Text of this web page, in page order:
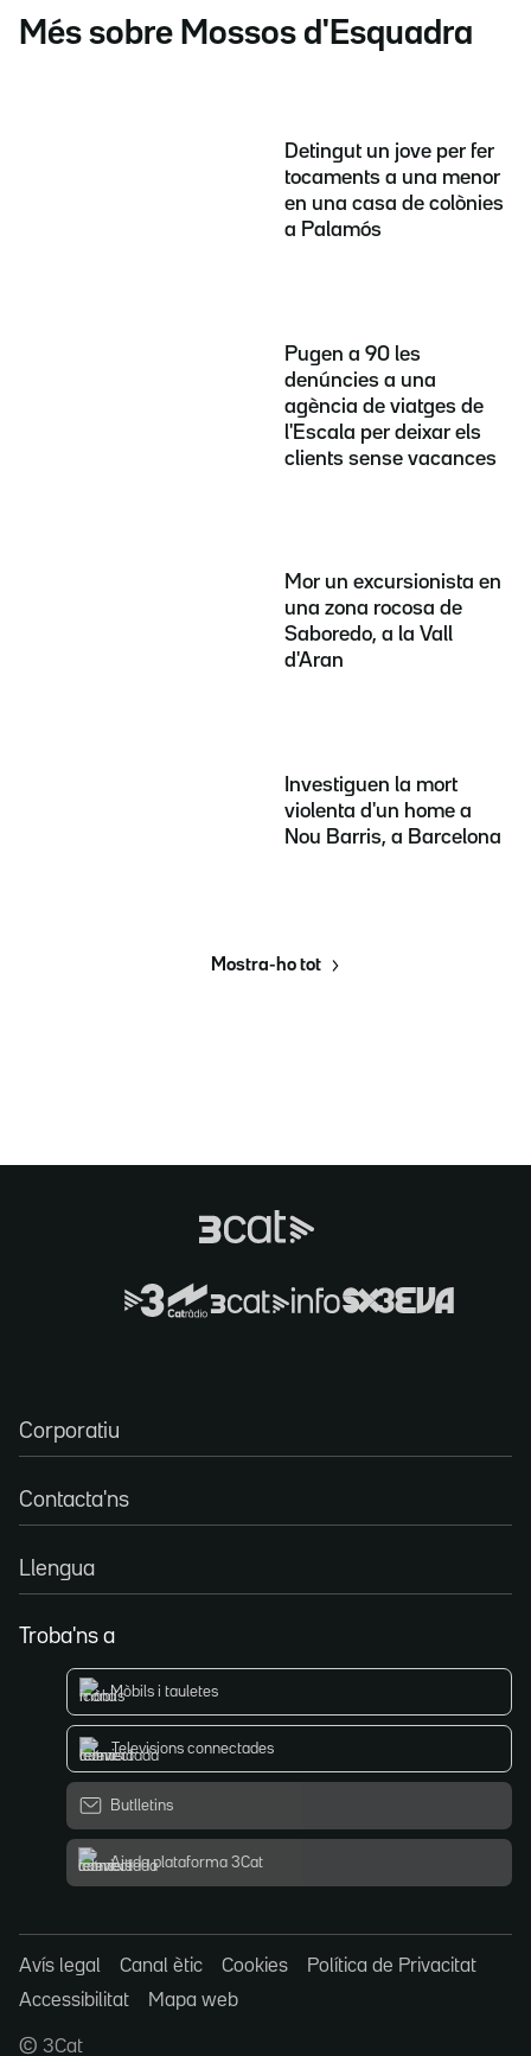
Més sobre Mossos d'Esquadra
Detingut un jove per fer
tocaments a una menor
en una casa de colònies
a Palamós
Pugen a 90 les
denúncies a una
agència de viatges de
l'Escala per deixar els
clients sense vacances
Mor un excursionista en
una zona rocosa de
Saboredo, a la Vall
d'Aran
Investiguen la mort
violenta d'un home a
Nou Barris, a Barcelona
Mostra-ho tot
Corporatiu
Contacta'ns
Llengua
Troba'ns a
Mòbils i tauletes
Televisions connectades
Butlletins
Ajuda plataforma 3Cat
Avís legal Canal ètic Cookies
Política de Privacitat
Accessibilitat
Mapa web
© 3Cat